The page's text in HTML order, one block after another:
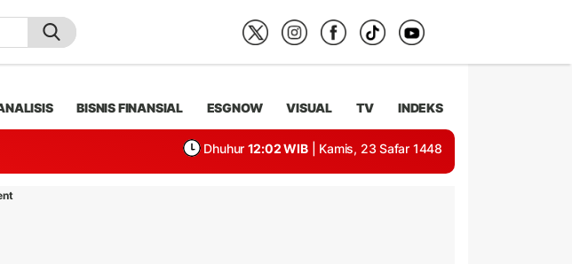
BISNIS FINANSIAL ESGNOW VISUAL TV INDEKS
Dhuhur 12:02 WIB | Kamis, 23 Safar 1448